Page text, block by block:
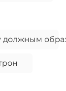
должным